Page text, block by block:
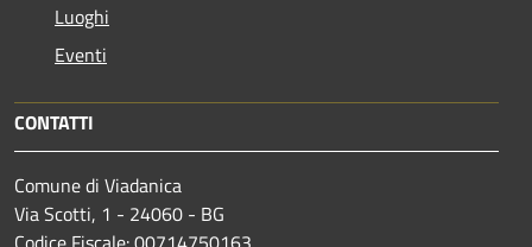
Luoghi
Eventi
CONTATTI
Comune di Viadanica
Via Scotti, 1 - 24060 - BG